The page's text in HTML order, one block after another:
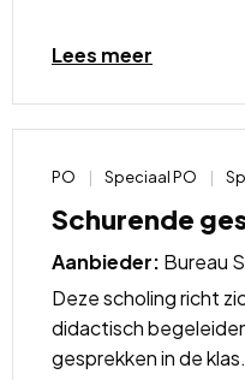
Lees meer
over
PO Speciaal PO
Schurende
Aanbieder: Bureau
Deze scholing richt
didactisch
gesprekken in de